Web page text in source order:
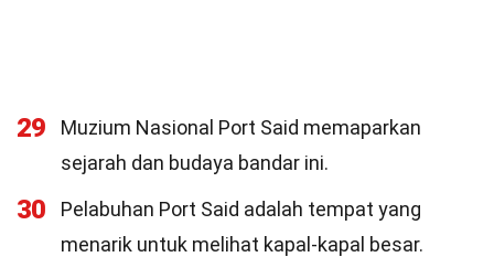
29
Muzium Nasional Port Said memaparkan
sejarah dan budaya bandar ini.
30
Pelabuhan Port Said adalah tempat yang
menarik untuk melihat kapal-kapal besar.